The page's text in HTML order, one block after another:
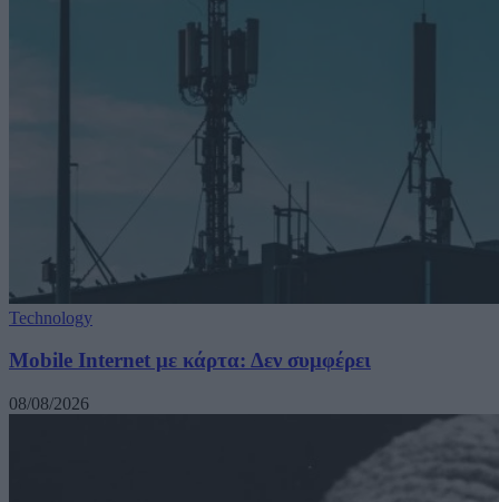
Technology
Mobile Internet με κάρτα: Δεν συμφέρει
08/08/2026